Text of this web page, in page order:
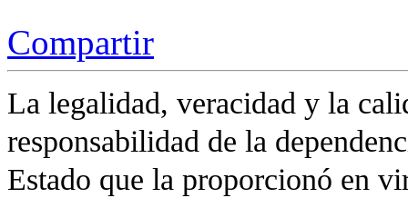
Compartir
La legalidad, veracidad y la
responsabilidad de la
Estado que la proporcionó en